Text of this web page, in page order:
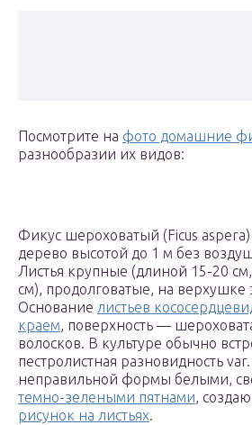
Посмотрите на фото домашние
разнообразии их видов:
Фикус шероховатый (Ficus
дерево высотой до 1 м без
Листья крупные (длиной 15-20
см), продолговатые, на верхушке
Основание листьев
краем, поверхность —
волосков. В культуре обычно
пестролистная разновидность
неправильной формы белыми,
темно-зелеными пятнами,
рисунок на листьях.